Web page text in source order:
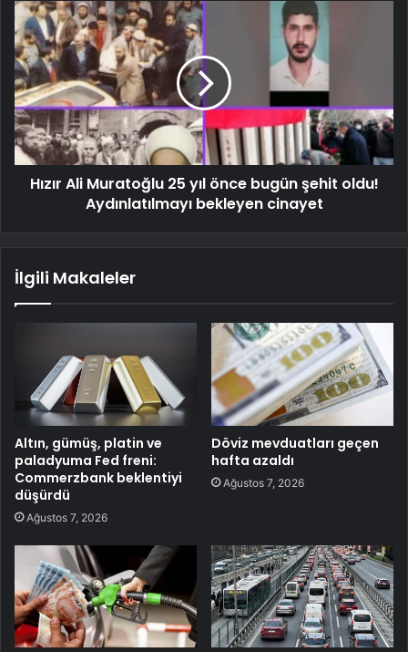
Hızır Ali Muratoğlu 25 yıl önce bugün şehit oldu!
Aydınlatılmayı bekleyen cinayet
İlgili Makaleler
Altın, gümüş, platin ve
paladyuma Fed freni:
Commerzbank beklentiyi
düşürdü
Ağustos 7, 2026
Döviz mevduatları geçen
hafta azaldı
Ağustos 7, 2026